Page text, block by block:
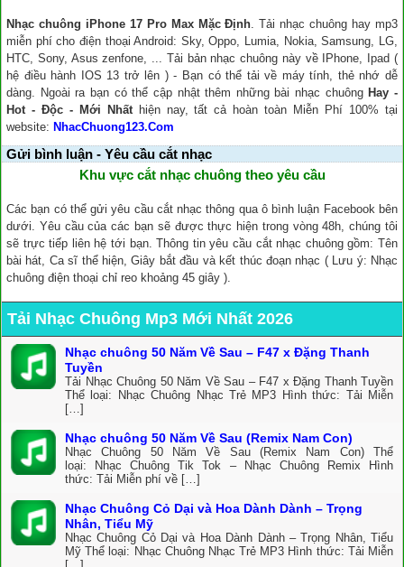
Nhạc chuông iPhone 17 Pro Max Mặc Định. Tải nhạc chuông hay mp3
miễn phí cho điện thoại Android: Sky, Oppo, Lumia, Nokia, Samsung, LG,
HTC, Sony, Asus zenfone, ... Tải bản nhạc chuông này về IPhone, Ipad (
hệ điều hành IOS 13 trở lên ) - Bạn có thể tải về máy tính, thẻ nhớ dễ
dàng. Ngoài ra bạn có thể cập nhật thêm những bài nhạc chuông Hay -
Hot - Độc - Mới Nhấthiện nay, tất cả hoàn toàn Miễn Phí 100% tại
website: NhacChuong123.Com
Gửi bình luận - Yêu cầu cắt nhạc
Khu vực cắt nhạc chuông theo yêu cầu
Các bạn có thể gửi yêu cầu cắt nhạc thông qua ô bình luận Facebook bên
dưới. Yêu cầu của các bạn sẽ được thực hiện trong vòng 48h, chúng tôi
sẽ trực tiếp liên hệ tới bạn. Thông tin yêu cầu cắt nhạc chuông gồm: Tên
bài hát, Ca sĩ thể hiện, Giây bắt đầu và kết thúc đoạn nhạc ( Lưu ý: Nhạc
chuông điện thoại chỉ reo khoảng 45 giây ).
Tải Nhạc Chuông Mp3 Mới Nhất 2026
Nhạc chuông 50 Năm Về Sau – F47 x Đặng Thanh
Tuyền
Tải Nhạc Chuông 50 Năm Về Sau – F47 x Đặng Thanh Tuyền
Thể loại: Nhạc Chuông Nhạc Trẻ MP3 Hình thức: Tải Miễn
[…]
Nhạc chuông 50 Năm Về Sau (Remix Nam Con)
Nhạc Chuông 50 Năm Về Sau (Remix Nam Con) Thể
loại: Nhạc Chuông Tik Tok – Nhạc Chuông Remix Hình
thức: Tải Miễn phí về […]
Nhạc Chuông Cỏ Dại và Hoa Dành Dành – Trọng
Nhân, Tiểu Mỹ
Nhạc Chuông Cỏ Dại và Hoa Dành Dành – Trọng Nhân, Tiểu
Mỹ Thể loại: Nhạc Chuông Nhạc Trẻ MP3 Hình thức: Tải Miễn